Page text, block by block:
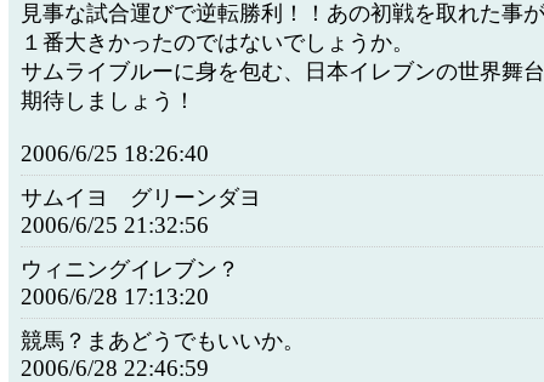
見事な試合運びで逆転勝利！！あの初戦を取れた事
１番大きかったのではないでしょうか。
サムライブルーに身を包む、日本イレブンの世界舞
期待しましょう！
2006/6/25 18:26:40
サムイヨ グリーンダヨ
2006/6/25 21:32:56
ウィニングイレブン？
2006/6/28 17:13:20
競馬？まあどうでもいいか。
2006/6/28 22:46:59